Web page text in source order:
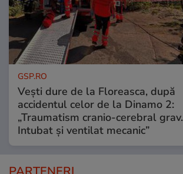
GSP.RO
Vești dure de la Floreasca, după
accidentul celor de la Dinamo 2:
„Traumatism cranio-cerebral grav.
Intubat și ventilat mecanic”